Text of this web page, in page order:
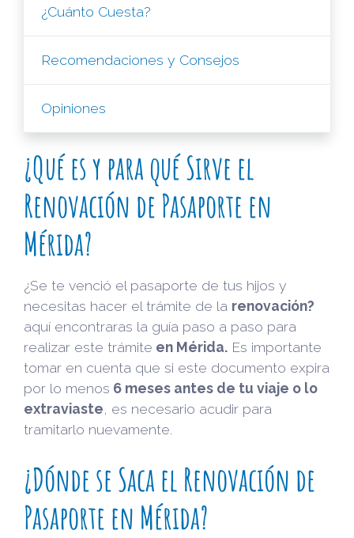
¿Cuánto Cuesta?
Recomendaciones y Consejos
Opiniones
¿Qué es y para qué Sirve el
Renovación de Pasaporte en
Mérida?
¿Se te venció el pasaporte de tus hijos y
necesitas hacer el trámite de la renovación?
aquí encontraras la guía paso a paso para
realizar este trámite en Mérida. Es importante
tomar en cuenta que si este documento expira
por lo menos 6 meses antes de tu viaje o lo
extraviaste , es necesario acudir para
tramitarlo nuevamente.
¿Dónde se Saca el Renovación de
Pasaporte en Mérida?